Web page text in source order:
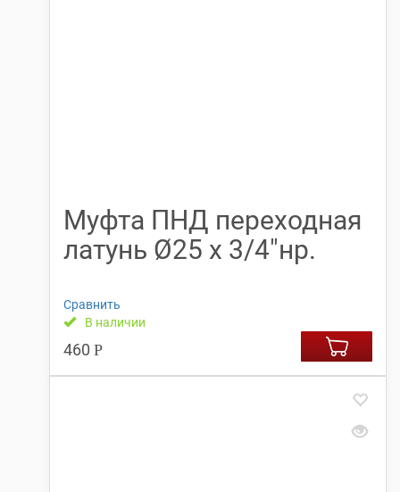
Муфта ПНД переходная
латунь Ø25 х 3/4″нр.
Сравнить
В наличии
460 Р